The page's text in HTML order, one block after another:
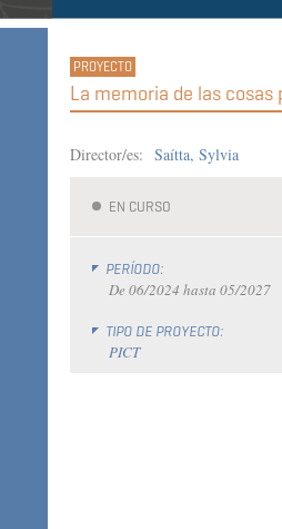
La memoria de las
Director/es: Saítta, Sylvia
EN CURSO
PERÍODO:
De 06/2024 hasta 05/2027
TIPO DE PROYECTO:
PICT